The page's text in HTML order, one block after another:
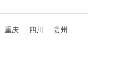
重庆 四川 贵州